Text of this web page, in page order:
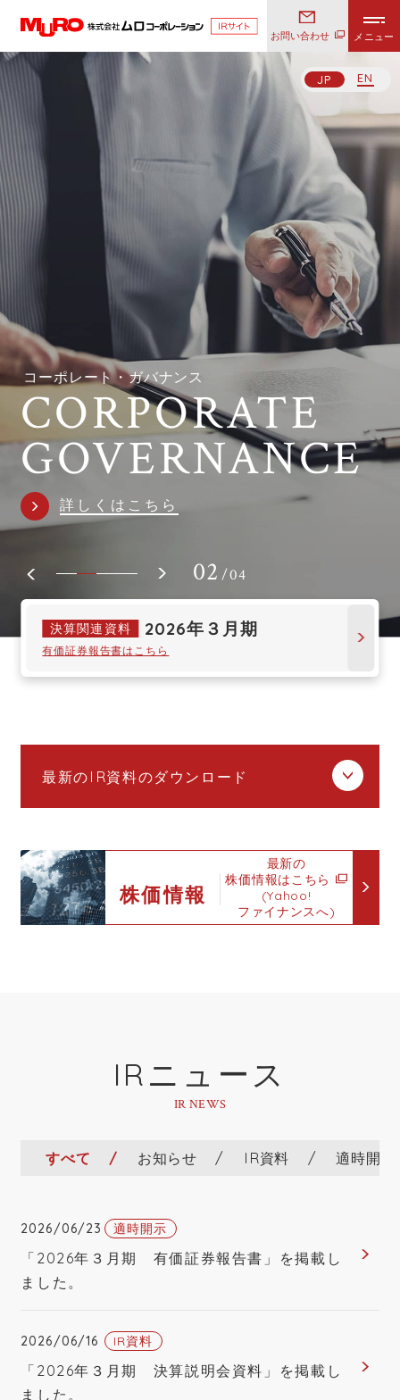
EN
HOME
IRニュース
お知らせ
IR資料
適時開示
会社概要
企業理念
事業内容
コーポレート・ガバナンス
ESGの取り組み
IRライブラリ
決算短信
決算説明会の資料
有価証券報告書
財務情報
売上高／売上高伸び率
経常利益／経常利益率
当期純利益／当期純利益率
総資産／株主資本
ROA／ROE
株主総会
株式の状況
株主優待情報
電子公告
お問い合わせ
関連会社
MUROTECH OHIO CORPORATION
お問い合わせ
JP EN
財務情報
FINANCIAL
DATA
詳しくはこちら
株主・投資家向け情報
INVESTOR
RELATIONS
コーポレート・ガバナンス
CORPORATE
GOVERNANCE
詳しくはこちら
詳しくはこちら
詳しくはこちら
02 /04
決算関連資料 2026年３月期
有価証券報告書はこちら
最新のIR資料のダウンロード
1403KB）
2026年３月期決算説明資料（PDF
2026年３月期 第３四半期決算短信
（PDF 535KB）
2026年３月期第２四半期（中間期）決
2026年３月期 半期報告書（PDF
492KB）
算短信（PDF 550KB）
株価情報
最新の
株価情報はこちら
(Yahoo!
ファイナンスへ)
IRニュース
IR NEWS
すべて お知らせ IR資料 適時開示
2026/06/23 適時開示
「2026年３月期 有価証券報告書」を掲載し
ました。
2026/06/16 IR資料
「2026年３月期 決算説明会資料」を掲載し
ました。